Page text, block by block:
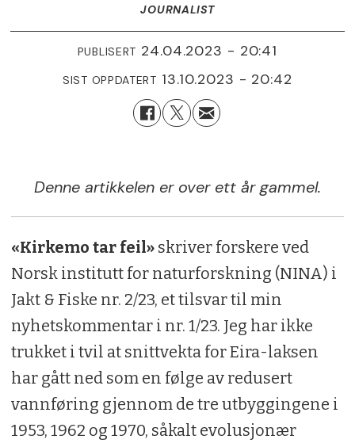
JOURNALIST
PUBLISERT 24.04.2023 - 20:41
SIST OPPDATERT 13.10.2023 - 20:42
Denne artikkelen er over ett år gammel.
«Kirkemo tar feil»skriver forskere ved
Norsk institutt for naturforskning (NINA) i
Jakt & Fiske nr. 2/23, et tilsvar til min
nyhetskommentar i nr. 1/23. Jeg har ikke
trukket i tvil at snittvekta for Eira-laksen
har gått ned som en følge av redusert
vannføring gjennom de tre utbyggingene i
1953, 1962 og 1970, såkalt evolusjonær